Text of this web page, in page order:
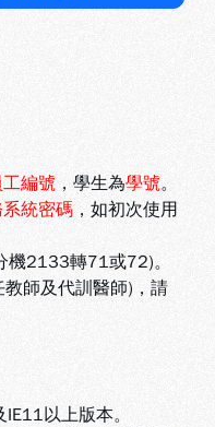
工編號 ，學生為學號。
統密碼 ，如初次使用
轉71或72)。
師及代訓醫師)，請
以上版本。